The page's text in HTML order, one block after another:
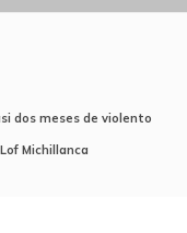
dos meses de violento
Michillanca